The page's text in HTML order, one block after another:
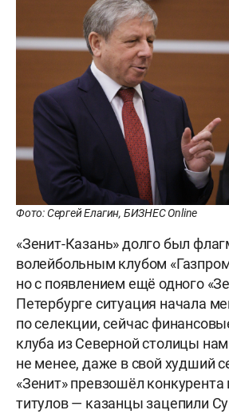
Фото: Сергей Елагин, БИЗНЕС Online
«Зенит-Казань» долго был
волейбольным клубом
но с появлением ещё одного
Петербурге ситуация начала
по селекции, сейчас
клуба из Северной столицы
не менее, даже в свой худший
«Зенит» превзошёл конкурента
титулов — казанцы зацепили